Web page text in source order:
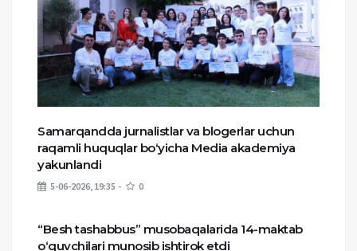
Samarqandda jurnalistlar va blogerlar uchun
raqamli huquqlar bo‘yicha Media akademiya
yakunlandi
5-06-2026, 19:35 0
“Besh tashabbus” musobaqalarida 14-maktab
o‘quvchilari munosib ishtirok etdi